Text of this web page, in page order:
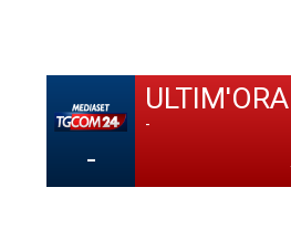
-
ULTIM'ORA
-